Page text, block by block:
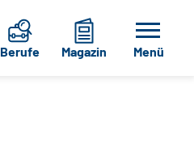
Berufe Magazin Menü